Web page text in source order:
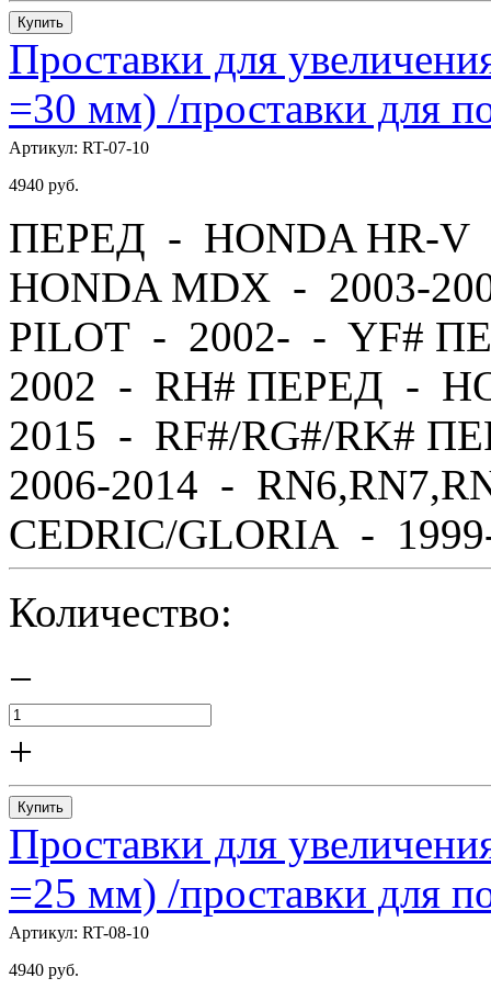
Купить
Проставки для
=30 мм) /проставки для
Артикул: RT-07-10
4940 руб.
ПЕРЕД - HONDA HR-
HONDA MDX - 2003-
PILOT - 2002- - YF#
2002 - RH# ПЕРЕД -
2015 - RF#/RG#/RK#
2006-2014 -
CEDRIC/GLORIA -
Количество:
−
+
Купить
Проставки для
=25 мм) /проставки для
Артикул: RT-08-10
4940 руб.